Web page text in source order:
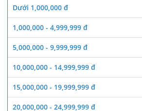
Dưới 1,000,000 đ
1,000,000 - 4,999,999 đ
5,000,000 - 9,999,999 đ
10,000,000 - 14,999,999 đ
15,000,000 - 19,999,999 đ
20,000,000 - 24,999,999 đ